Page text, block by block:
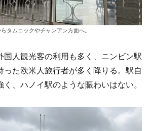
タムコックやチャンアン方面へ。
国人観光客の利用も多く、ニンビン駅
った欧米人旅行者が多く降りる。駅自
、ハノイ駅のような賑わいはない。